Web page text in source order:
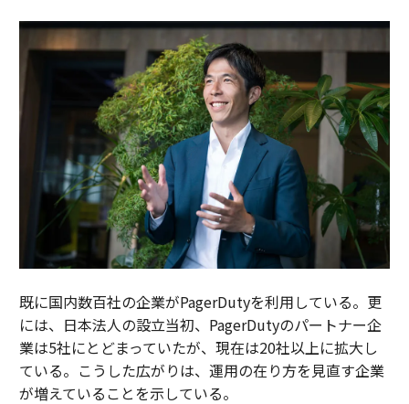
既に国内数百社の企業がPagerDutyを利用している。更
には、日本法人の設立当初、PagerDutyのパートナー企
業は5社にとどまっていたが、現在は20社以上に拡大し
ている。こうした広がりは、運用の在り方を見直す企業
が増えていることを示している。